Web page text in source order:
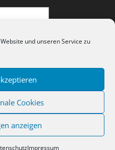
und unseren Service zu
Cookies
anzeigen
Impressum